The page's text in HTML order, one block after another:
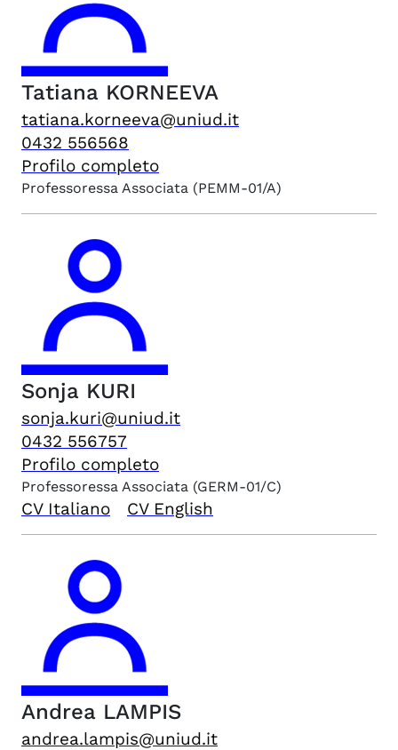
Tatiana KORNEEVA
tatiana.korneeva@uniud.it
0432 556568
Profilo completo
Professoressa Associata (PEMM-01/A)
Sonja KURI
sonja.kuri@uniud.it
0432 556757
Profilo completo
Professoressa Associata (GERM-01/C)
CV Italiano CV English
Andrea LAMPIS
andrea.lampis@uniud.it